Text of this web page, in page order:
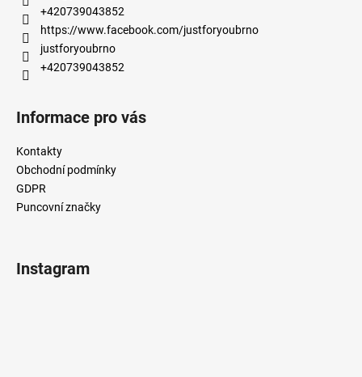
+420739043852
https://www.facebook.com/justforyoubrno
justforyoubrno
+420739043852
Informace pro vás
Kontakty
Obchodní podmínky
GDPR
Puncovní značky
Instagram